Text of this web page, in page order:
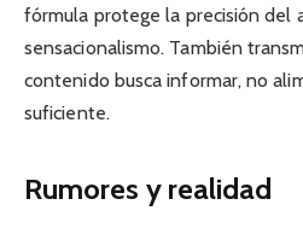
fórmula protege la precisión del
sensacionalismo. También
contenido busca informar, no
suficiente.
Rumores y realidad